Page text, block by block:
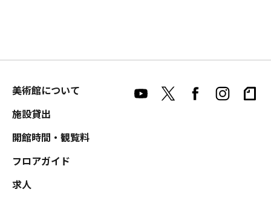
美術館について
施設貸出
開館時間・観覧料
フロアガイド
求人